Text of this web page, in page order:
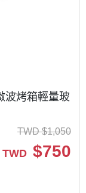
波烤箱輕量玻
TWD $1,050
TWD $750